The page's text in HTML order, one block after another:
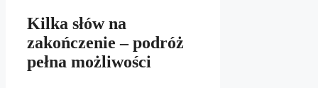
Kilka słów na
zakończenie – podróż
pełna możliwości